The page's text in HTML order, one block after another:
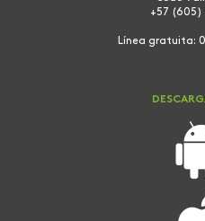
+57 (605)
Línea gratuita: